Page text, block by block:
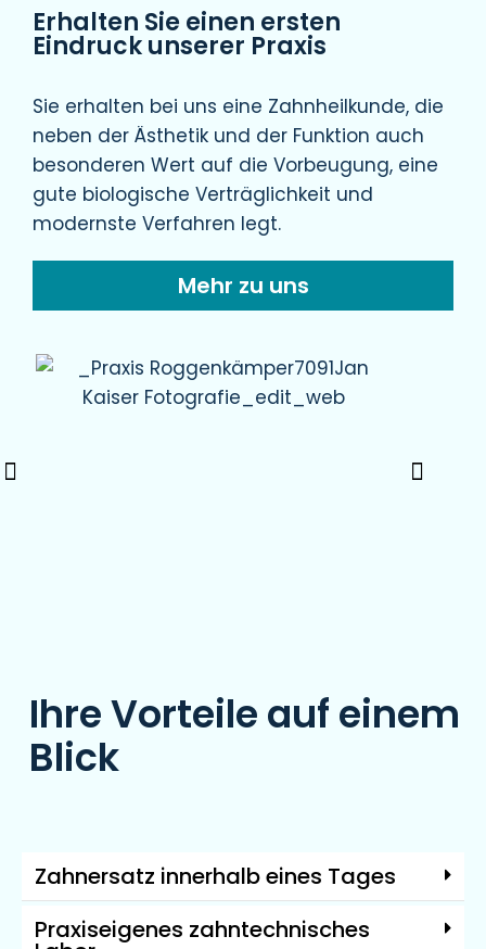
Erhalten Sie einen ersten
Eindruck unserer Praxis
Sie erhalten bei uns eine Zahnheilkunde, die
neben der Ästhetik und der Funktion auch
besonderen Wert auf die Vorbeugung, eine
gute biologische Verträglichkeit und
modernste Verfahren legt.
Mehr zu uns
Ihre Vorteile auf einem
Blick
Zahnersatz innerhalb eines Tages
Praxiseigenes zahntechnisches